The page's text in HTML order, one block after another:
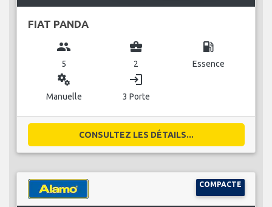
FIAT PANDA
group
5
business_center
2
local_gas_station
Essence
miscellaneous_services
Manuelle
login
3 Porte
CONSULTEZ LES DÉTAILS...
COMPACTE